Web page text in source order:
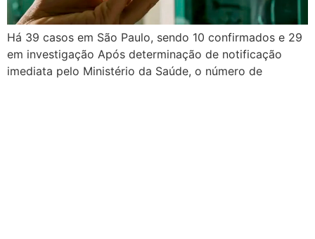
Há 39 casos em São Paulo, sendo 10 confirmados e 29
em investigação Após determinação de notificação
imediata pelo Ministério da Saúde, o número de